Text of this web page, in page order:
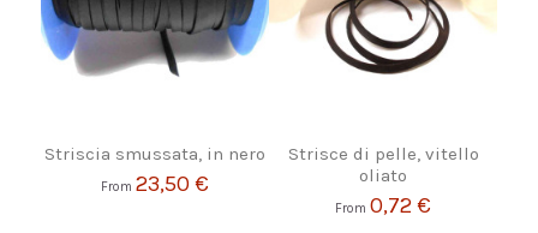
Striscia smussata, in nero
From 23,50 €
Strisce di pelle, vitello
oliato
From0,72 €